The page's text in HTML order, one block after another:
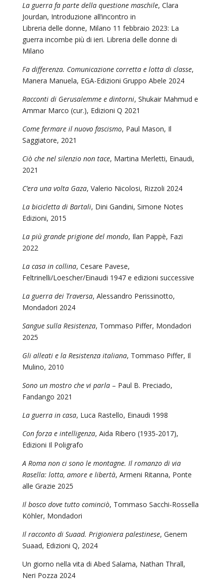
La guerra fa parte della questione maschile, Clara
Jourdan, Introduzione all’incontro in
Libreria delle donne, Milano 11 febbraio 2023: La
guerra incombe più di ieri. Libreria delle donne di
Milano
Fa differenza. Comunicazione corretta e lotta di classe,
Manera Manuela, EGA-Edizioni Gruppo Abele 2024
Racconti di Gerusalemme e dintorni, Shukair Mahmud e
Ammar Marco (cur.), Edizioni Q 2021
Come fermare il nuovo fascismo, Paul Mason, Il
Saggiatore, 2021
Ciò che nel silenzio non tace, Martina Merletti, Einaudi,
2021
C’era una volta Gaza, Valerio Nicolosi, Rizzoli 2024
La bicicletta di Bartali, Dini Gandini, Simone Notes
Edizioni, 2015
La più grande prigione del mondo, Ilan Pappè, Fazi
2022
La casa in collina, Cesare Pavese,
Feltrinelli/Loescher/Einaudi 1947 e edizioni successive
La guerra dei Traversa, Alessandro Perissinotto,
Mondadori 2024
Sangue sulla Resistenza, Tommaso Piffer, Mondadori
2025
Gli alleati e la Resistenza italiana, Tommaso Piffer, Il
Mulino, 2010
Sono un mostro che vi parla– Paul B. Preciado,
Fandango 2021
La guerra in casa, Luca Rastello, Einaudi 1998
Con forza e intelligenza, Aida Ribero (1935-2017),
Edizioni Il Poligrafo
A Roma non ci sono le montagne. Il romanzo di via
Rasella: lotta, amore e libertà, Armeni Ritanna, Ponte
alle Grazie 2025
Il bosco dove tutto cominciò, Tommaso Sacchi-Rossella
Köhler, Mondadori
Il racconto di Suaad. Prigioniera palestinese, Genem
Suaad, Edizioni Q, 2024
Un giorno nella vita di Abed Salama, Nathan Thrall,
Neri Pozza 2024